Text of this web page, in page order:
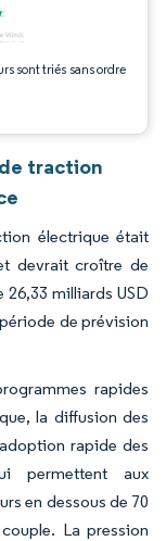
sont triés sans ordre
traction
électrique était
devrait croître de
26,33 milliards USD
de prévision
rapides
la diffusion des
rapide des
permettent aux
en dessous de 70
La pression